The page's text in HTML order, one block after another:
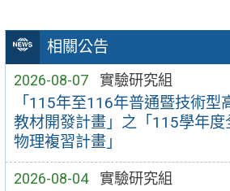
相關公告
2026-08-07 實驗研究組
「115年至116年普通暨技術型
教材開發計畫」之「115學年度
物理複習計畫」
2026-08-04 實驗研究組